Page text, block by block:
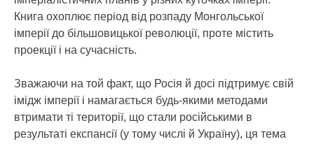
Книга охоплює період від розпаду Монгольської
імперії до більшовицької революції, проте містить
проекції і на сучасність.
Зважаючи на той факт, що Росія й досі підтримує свій
імідж імперії і намагається будь-якими методами
втримати ті території, що стали російськими в
результаті експансії (у тому числі й Україну), ця тема